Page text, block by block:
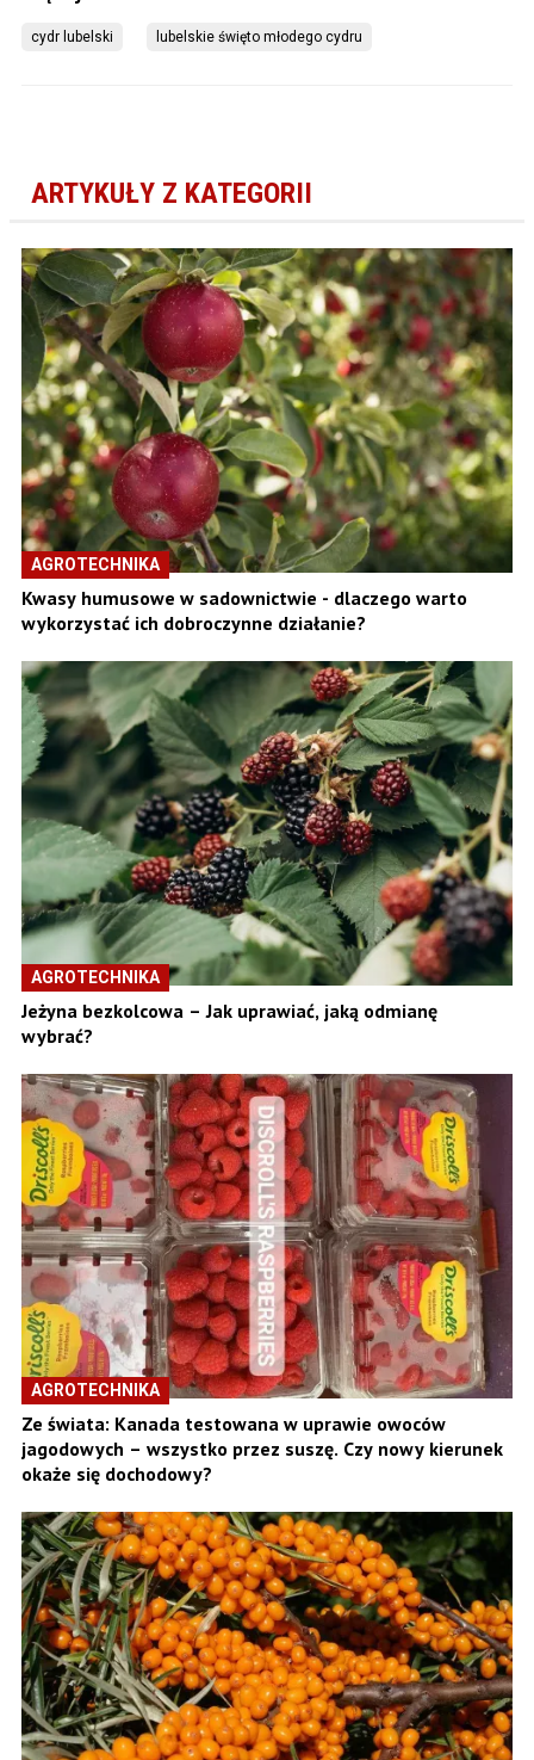
cydr lubelski lubelskie święto młodego cydru
ARTYKUŁY Z KATEGORII
AGROTECHNIKA
Kwasy humusowe w sadownictwie - dlaczego warto
wykorzystać ich dobroczynne działanie?
AGROTECHNIKA
Jeżyna bezkolcowa – Jak uprawiać, jaką odmianę
wybrać?
AGROTECHNIKA
Ze świata: Kanada testowana w uprawie owoców
jagodowych – wszystko przez suszę. Czy nowy kierunek
okaże się dochodowy?